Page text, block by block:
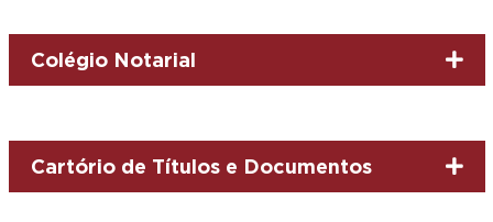
Colégio Notarial
Cartório de Títulos e Documentos